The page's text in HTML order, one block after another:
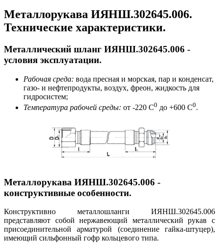
Металлорукава ИЯНШ.302645.006.
Технические характеристики.
Металлический шланг ИЯНШ.302645.006 -
условия эксплуатации.
Рабочая среда: вода пресная и морская, пар и конденсат,
газо- и нефтепродукты, воздух, фреон, жидкость для
гидросистем;
Температура рабочей среды: от -220 С0 до +600 С0.
Металлорукава ИЯНШ.302645.006 -
конструктивные особенности.
Конструктивно металлошланги ИЯНШ.302645.006
представляют собой нержавеющий металлический рукав с
присоединительной арматурой (соединение гайка-штуцер),
имеющий сильфонный гофр кольцевого типа.